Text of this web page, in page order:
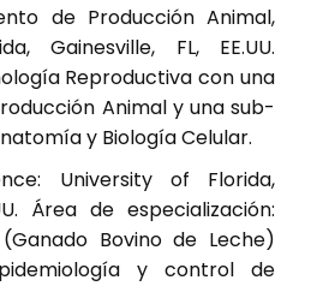
de Producción Animal,
Gainesville, FL, EE.UU.
Reproductiva con una
Animal y una sub-
y Biología Celular.
University of Florida,
Área de especialización:
Bovino de Leche)
y control de